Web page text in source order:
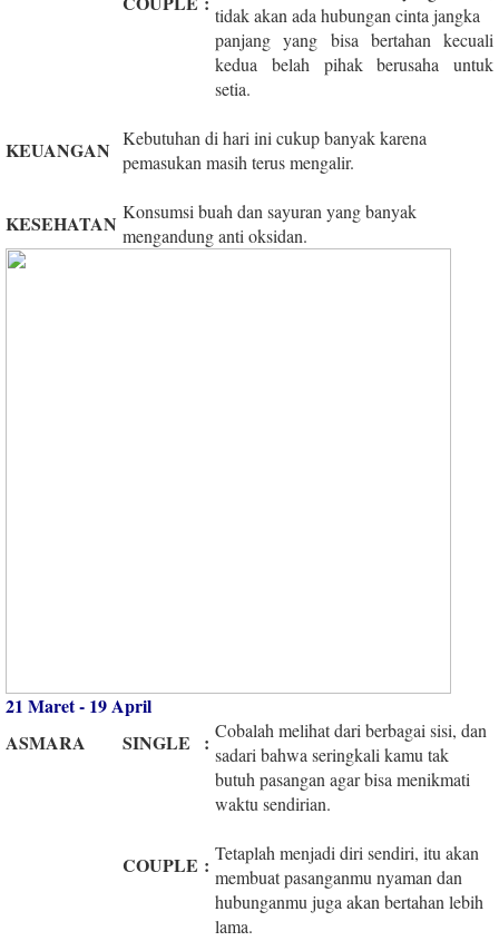
tidak akan ada hubungan cinta jangka
panjang yang bisa bertahan kecuali
kedua belah pihak berusaha untuk
setia.
KEUANGAN Kebutuhan di hari ini cukup banyak karena
pemasukan masih terus mengalir.
KESEHATAN Konsumsi buah dan sayuran yang banyak
mengandung anti oksidan.
21 Maret - 19 April
ASMARA
SINGLE : Cobalah melihat dari berbagai sisi, dan
sadari bahwa seringkali kamu tak
butuh pasangan agar bisa menikmati
waktu sendirian.
COUPLE : Tetaplah menjadi diri sendiri, itu akan
membuat pasanganmu nyaman dan
hubunganmu juga akan bertahan lebih
lama.